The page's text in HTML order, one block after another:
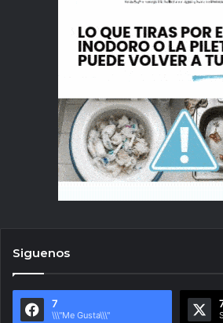
Siguenos
7
\\\"Me Gusta\\\"